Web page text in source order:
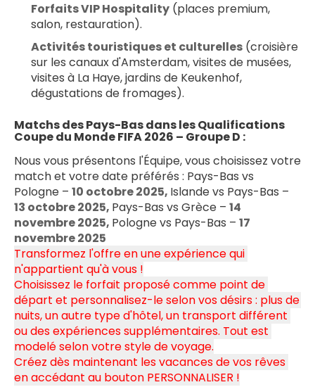
Forfaits VIP Hospitality (places premium,
salon, restauration).
Activités touristiques et culturelles (croisière
sur les canaux d'Amsterdam, visites de musées,
visites à La Haye, jardins de Keukenhof,
dégustations de fromages).
Matchs des Pays-Bas dans les Qualifications
Coupe du Monde FIFA 2026 – Groupe D :
Nous vous présentons l'Équipe, vous choisissez votre
match et votre date préférés : Pays-Bas vs
Pologne – 10 octobre 2025,
13 octobre 2025, Pays-Bas vs Grèce – 14
novembre 2025, Pologne vs Pays-Bas – 17
novembre 2025
Transformez l'offre en une expérience qui
n'appartient qu'à vous !
Choisissez le forfait proposé comme point de
départ et personnalisez-le selon vos désirs : plus de
nuits, un autre type d'hôtel, un transport différent
ou des expériences supplémentaires. Tout est
modelé selon votre style de voyage.
Créez dès maintenant les vacances de vos rêves
en accédant au bouton PERSONNALISER !